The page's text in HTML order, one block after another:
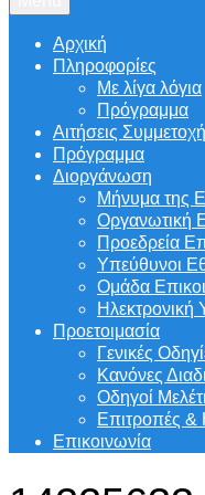
Αρχική
Πληροφορίες
Με λίγα λόγια
Πρόγραμμα
Αιτήσεις
Πρόγραμμα
Διοργάνωση
Μήνυμα της
Οργανωτική
Προεδρεία
Υπεύθυνοι
Ομάδα
Ηλεκτρονική
Προετοιμασία
Γενικές
Κανόνες
Οδηγοί
Επιτροπές &
Επικοινωνία